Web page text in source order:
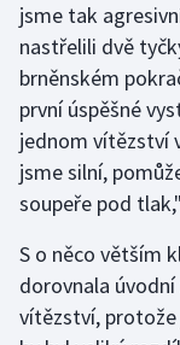
jsme tak
nastřelili dvě
brněnském
první úspěšné
jednom vítězství
jsme silní,
soupeře pod
S o něco větším
dorovnala
vítězství,